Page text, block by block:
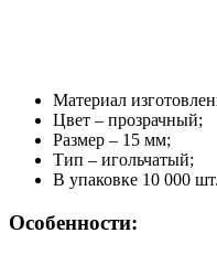
Материал
Цвет – прозрачный;
Размер – 15 мм;
Тип – игольчатый;
В упаковке 10 000 шт.
Особенности: